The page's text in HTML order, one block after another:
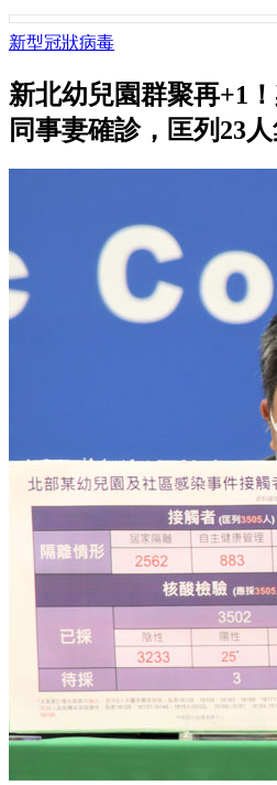
新型冠狀病毒
新北幼兒園群聚再+1
同事妻確診，匡列23